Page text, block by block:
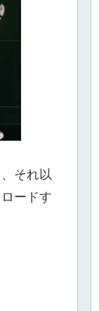
それ以
ードす